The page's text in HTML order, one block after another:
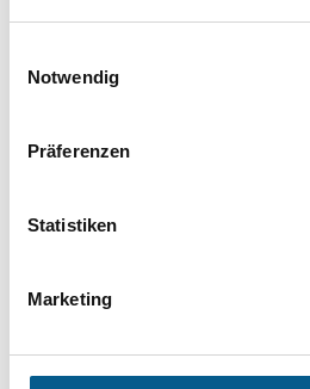
Notwendig
Präferenzen
Statistiken
Marketing
beachten.
können durch die Wahl